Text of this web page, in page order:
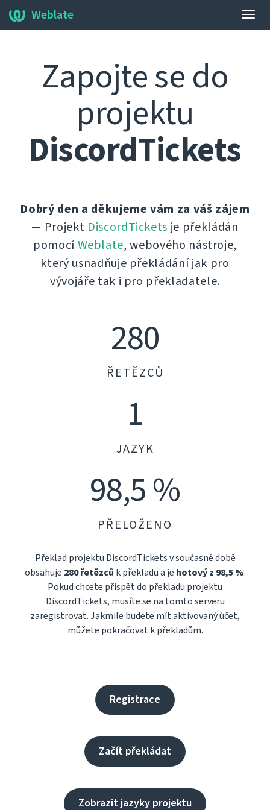
Weblate
Zapojte se do
projektu
DiscordTickets
Dobrý den a děkujeme vám za váš zájem
— Projekt DiscordTickets je překládán
pomocíWeblate, webového nástroje,
který usnadňuje překládání jak pro
vývojáře tak i pro překladatele.
280
ŘETĚZCŮ
1
JAZYK
98,5 %
PŘELOŽENO
Překlad projektu DiscordTickets v současné době
obsahuje 280 řetězců k překladu a je hotový z 98,5 %.
Pokud chcete přispět do překladu projektu
DiscordTickets, musíte se na tomto serveru
zaregistrovat. Jakmile budete mít aktivovaný účet,
můžete pokračovat k překladům.
Registrace
Začít překládat
Zobrazit jazyky projektu